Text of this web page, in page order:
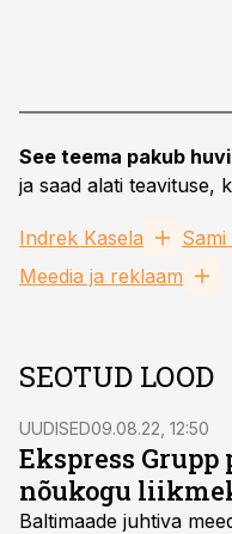
See teema pakub
ja saad alati teavituse,
Indrek Kasela
Meedia ja reklaam
SEOTUD LOOD
UUDISED09.08.22, 12:50
Ekspress
nõukogu
Baltimaade juhtiva